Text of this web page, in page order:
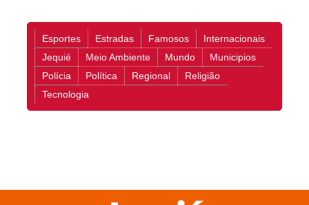
Esportes Estradas Famosos
Internacionais
Jequié
Meio Ambiente Mundo
Municipios
Polícia
Política Regional
Religião
Tecnologia